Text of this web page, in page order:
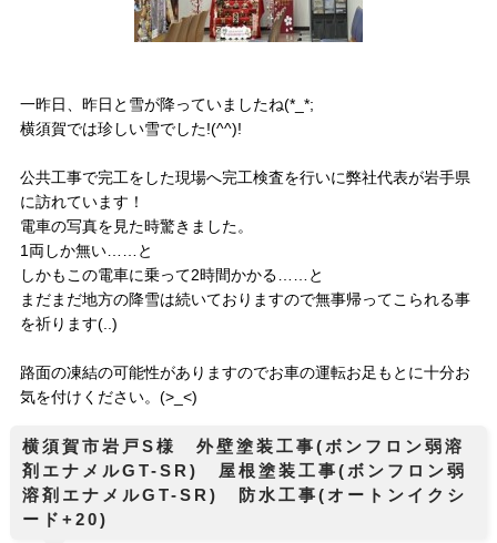
一昨日、昨日と雪が降っていましたね(*_*;
横須賀では珍しい雪でした!(^^)!
公共工事で完工をした現場へ完工検査を行いに弊社代表が岩手県
に訪れています！
電車の写真を見た時驚きました。
1両しか無い……と
しかもこの電車に乗って2時間かかる……と
まだまだ地方の降雪は続いておりますので無事帰ってこられる事
を祈ります(..)
路面の凍結の可能性がありますのでお車の運転お足もとに十分お
気を付けください。(>_<)
横須賀市岩戸S様 外壁塗装工事(ボンフロン弱溶
剤エナメルGT-SR) 屋根塗装工事(ボンフロン弱
溶剤エナメルGT-SR) 防水工事(オートンイクシ
ード+20)